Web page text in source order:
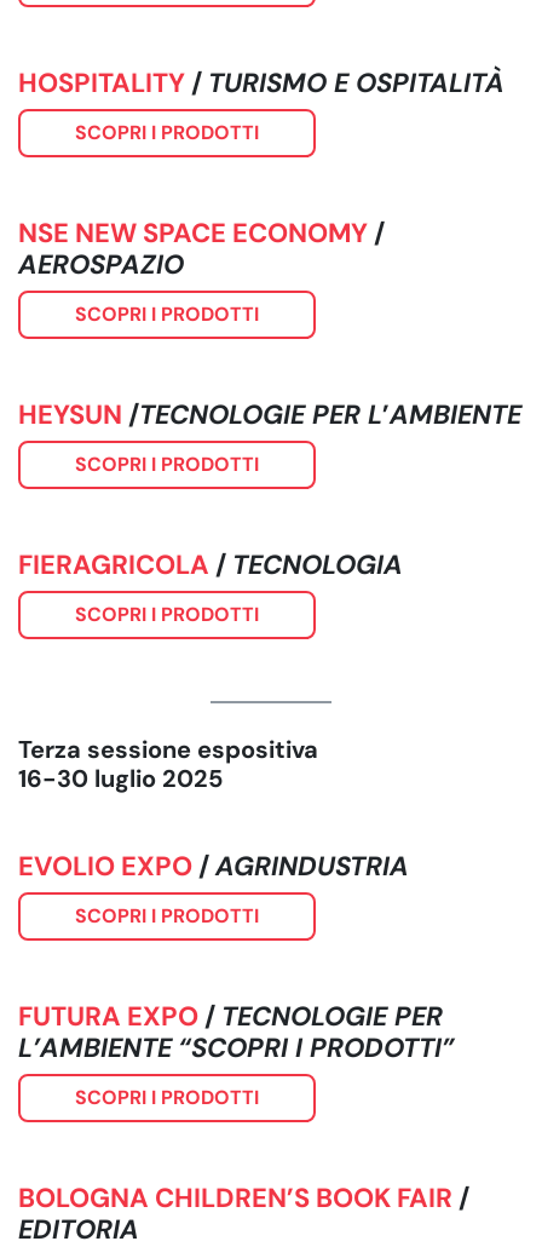
HOSPITALITY / TURISMO E OSPITALITÀ
SCOPRI I PRODOTTI
NSE NEW SPACE ECONOMY /
AEROSPAZIO
SCOPRI I PRODOTTI
HEYSUN /TECNOLOGIE PER L’AMBIENTE
SCOPRI I PRODOTTI
FIERAGRICOLA / TECNOLOGIA
SCOPRI I PRODOTTI
Terza sessione espositiva
16-30 luglio 2025
EVOLIO EXPO /AGRINDUSTRIA
SCOPRI I PRODOTTI
FUTURA EXPO / TECNOLOGIE PER
L’AMBIENTE “SCOPRI I PRODOTTI”
SCOPRI I PRODOTTI
BOLOGNA CHILDREN’S BOOK FAIR /
EDITORIA